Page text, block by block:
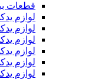
قطعات
لوازم
لوازم
لوازم
لوازم
لوازم
لوازم